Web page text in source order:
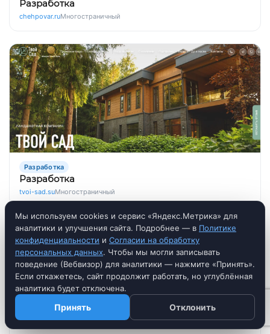
Разработка
chehpovar.ruМногостраничный
Разработка
Разработка
tvoi-sad.suМногостраничный
Мы используем cookies и сервис «Яндекс.Метрика» для
аналитики и улучшения сайта. Подробнее — в Политике
конфиденциальности и Согласии на обработку
персональных данных. Чтобы мы могли записывать
поведение (Вебвизор) для аналитики — нажмите «Принять».
Если откажетесь, сайт продолжит работать, но углублённая
аналитика будет отключена.
Принять Отклонить